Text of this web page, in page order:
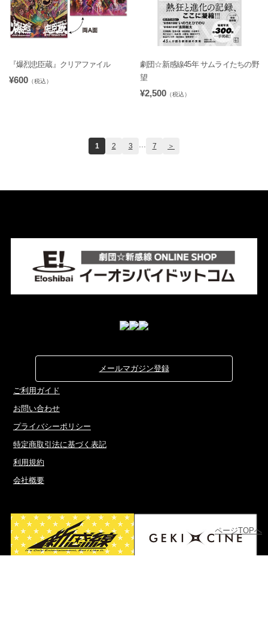
『爆烈忠臣蔵』クリアファイル
¥600 （税込）
劇団☆新感線45年 サムライたちの野
望
¥2,500 （税込）
1 2 3 7 ＞
メールマガジン登録
ご利用ガイド
お問い合わせ
プライバシーポリシー
特定商取引法に基づく表記
利用規約
会社概要
ページTOPへ